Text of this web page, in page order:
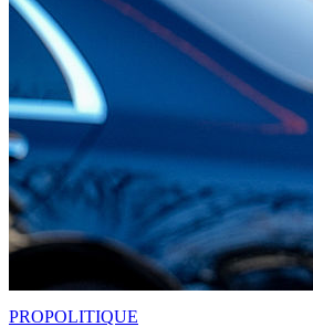
PROPOLITIQUE